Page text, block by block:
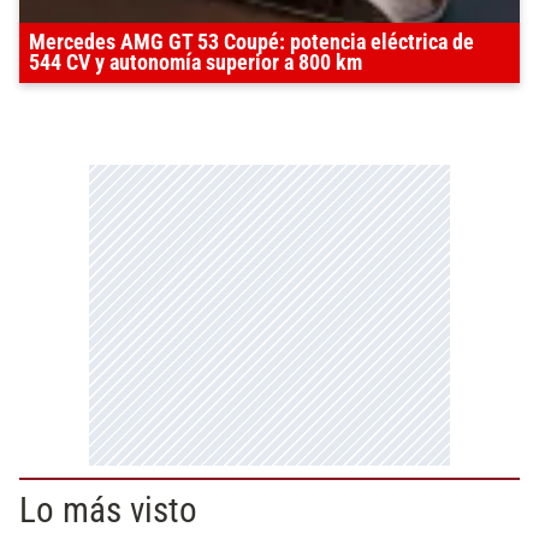
Mercedes AMG GT 53 Coupé: potencia eléctrica de
544 CV y autonomía superior a 800 km
Lo más visto